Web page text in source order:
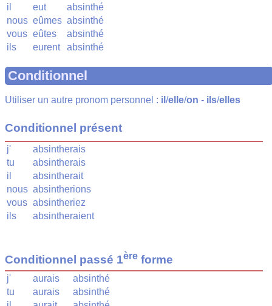
il
eut
absinthé
nous eûmes absinthé
vous eûtes
absinthé
ils
eurent absinthé
Conditionnel
Utiliser un autre pronom personnel : il /elle/on - ils/elles
Conditionnel présent
j'
absintherais
tu
absintherais
il
absintherait
nous absintherions
vous absintheriez
ils
absintheraient
Conditionnel passé 1ère forme
j' aurais
absinthé
tu
aurais
absinthé